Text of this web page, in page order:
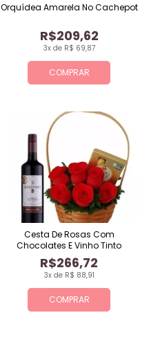
COMPRAR
3x de R$ 69,87
R$209,62
Orquídea Amarela No Cachepot
COMPRAR
3x de R$ 88,91
R$266,72
Cesta De Rosas Com
Chocolates E Vinho Tinto